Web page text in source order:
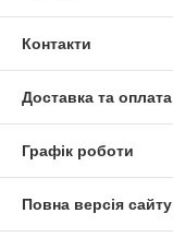
Контакти
Доставка та оплата
Графік роботи
Повна версія сайту